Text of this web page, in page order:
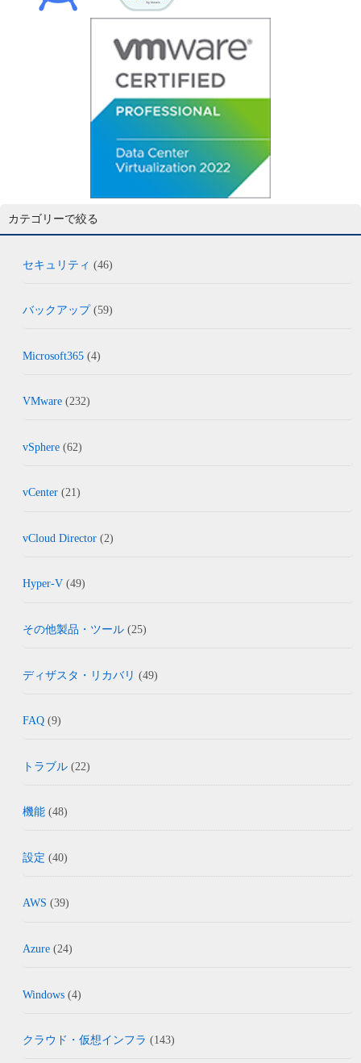
カテゴリーで絞る
セキュリティ (46)
バックアップ(59)
Microsoft365 (4)
VMware (232)
vSphere (62)
vCenter (21)
vCloud Director (2)
Hyper-V (49)
その他製品・ツール (25)
ディザスタ・リカバリ (49)
FAQ (9)
トラブル (22)
機能 (48)
設定 (40)
AWS (39)
Azure (24)
Windows (4)
クラウド・仮想インフラ (143)